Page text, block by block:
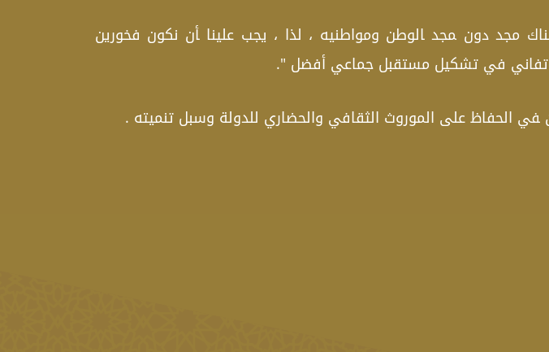
مجد دون ‍مجد ‍الوطن ومواطنيه ، لذا ، يجب علينا ‍أن نكون فخورين
وتفاني في تشكيل مستقبل جماعي أفضل ".
الحفاظ على الموروث ‍ﺍ‍ﻟﺜﻘﺎﻓﻲ والحضاري للدولة وسبل تنميته .